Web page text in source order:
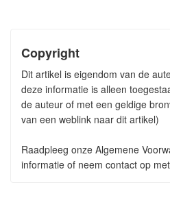
Copyright
Dit artikel is eigendom van de
deze informatie is alleen
de auteur of met een geldige
van een weblink naar dit artikel)
Raadpleeg onze Algemene
informatie of neem contact op